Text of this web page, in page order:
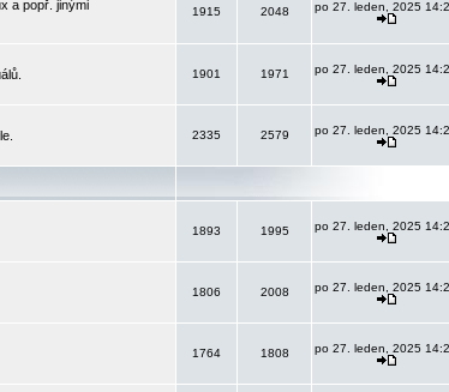
a popř. jinými
1915 2048 po 27. leden, 2025
1901 1971 po 27. leden, 2025
2335 2579 po 27. leden, 2025
1893 1995 po 27. leden, 2025
1806 2008 po 27. leden, 2025
1764 1808 po 27. leden, 2025